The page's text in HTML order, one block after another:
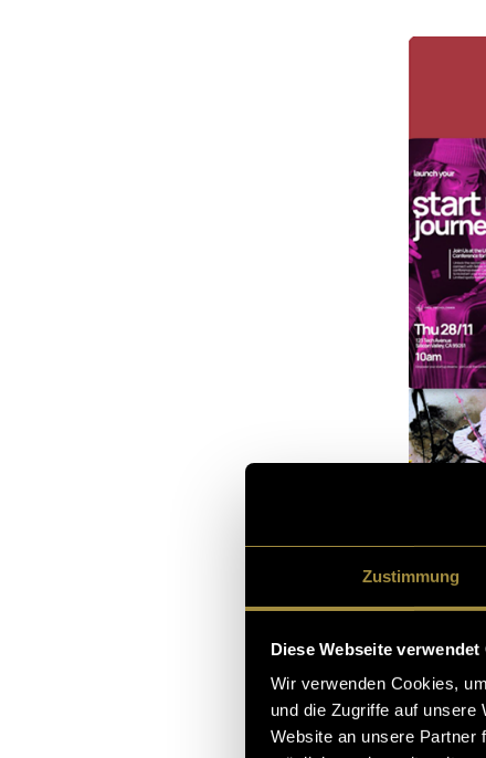
Zustimmung
Diese Webseite verwendet
Wir verwenden Cookies,
und die Zugriffe auf unsere
Website an unsere Partner